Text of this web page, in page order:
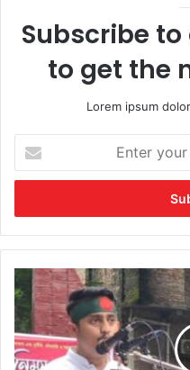
Subscribe
to get the
Lorem ipsum
your
Email
ঢাকা
বিশ্ববিদ্যালয়ের
হলে
বাধ্যতামূলক
ছাত্রলীগের